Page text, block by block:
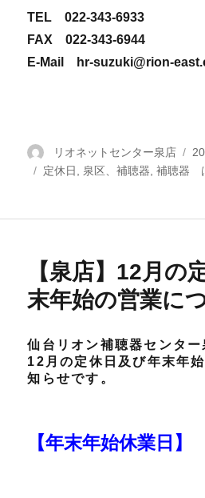
TEL 022-343-6933
FAX 022-343-6944
E-Mail hr-suzuki@rion-
投
稿
リオネットセンター泉店
投
稿
タ
定休日 泉区、補聴器 補聴器
【泉店】12月の
末年始の営業に
仙台リオン補聴器センター
12月の定休日及び年末年
知らせです。
【年末年始休業日】